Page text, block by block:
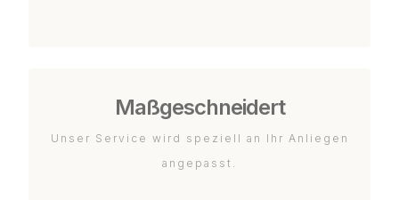
Maßgeschneidert
Unser Service wird speziell an Ihr Anliegen
angepasst.